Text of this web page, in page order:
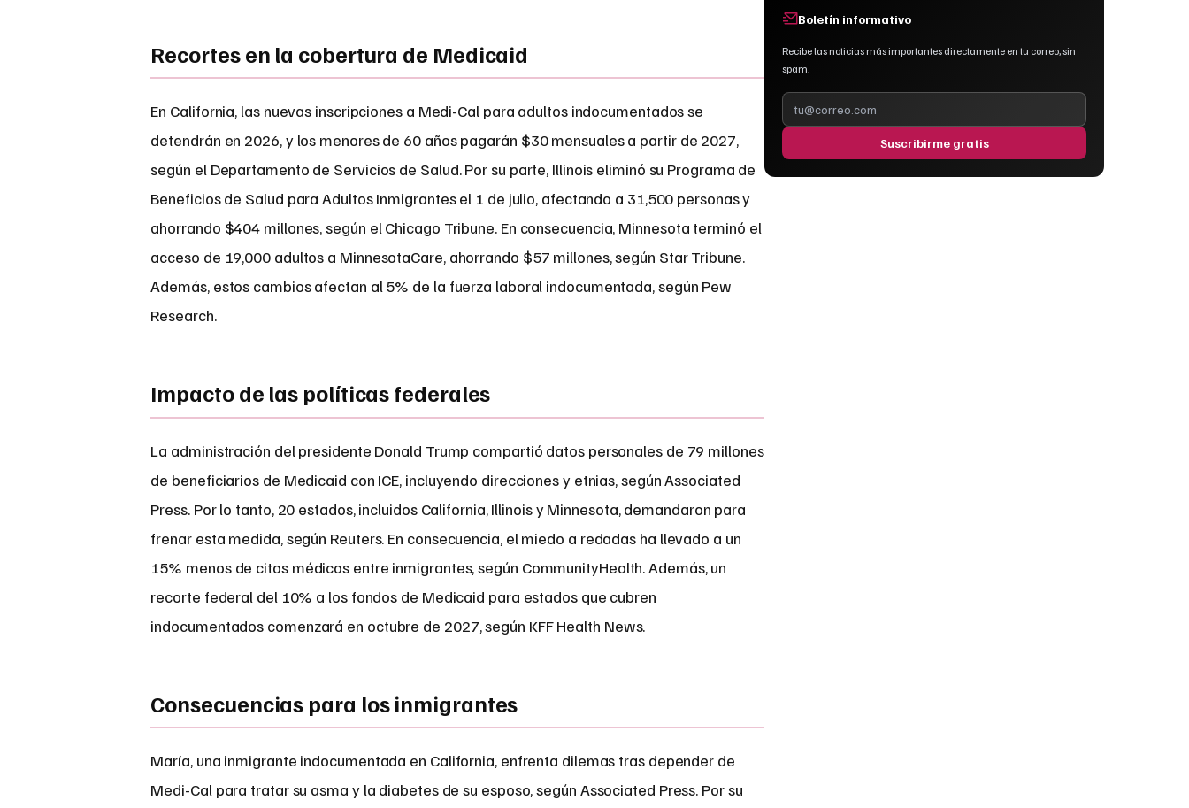
Recortes en la cobertura de Medicaid
En California, las nuevas inscripciones a Medi-Cal para adultos indocumentados se
detendrán en 2026, y los menores de 60 años pagarán $30 mensuales a partir de 2027,
según el Departamento de Servicios de Salud. Por su parte, Illinois eliminó su Programa de
Beneficios de Salud para Adultos Inmigrantes el 1 de julio, afectando a 31,500 personas y
ahorrando $404 millones, según el Chicago Tribune. En consecuencia, Minnesota terminó el
acceso de 19,000 adultos a MinnesotaCare, ahorrando $57 millones, según Star Tribune.
Además, estos cambios afectan al 5% de la fuerza laboral indocumentada, según Pew
Research.
Impacto de las políticas federales
La administración del presidente Donald Trump compartió datos personales de 79 millones
de beneficiarios de Medicaid con ICE, incluyendo direcciones y etnias, según Associated
Press. Por lo tanto, 20 estados, incluidos California, Illinois y Minnesota, demandaron para
frenar esta medida, según Reuters. En consecuencia, el miedo a redadas ha llevado a un
15% menos de citas médicas entre inmigrantes, según CommunityHealth. Además, un
recorte federal del 10% a los fondos de Medicaid para estados que cubren
indocumentados comenzará en octubre de 2027, según KFF Health News.
Consecuencias para los inmigrantes
María, una inmigrante indocumentada en California, enfrenta dilemas tras depender de
Medi-Cal para tratar su asma y la diabetes de su esposo, según Associated Press. Por su
Boletín informativo
Recibe las noticias más importantes directamente en tu correo, sin
spam.
Suscribirme gratis